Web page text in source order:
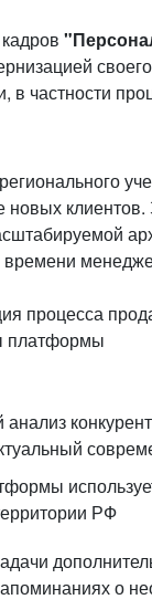
в частности
новых
процесса
платформы
РФ
о